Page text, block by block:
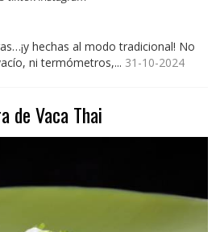
hechas al modo tradicional! No
ni termómetros,... 31-10-2024
de Vaca Thai